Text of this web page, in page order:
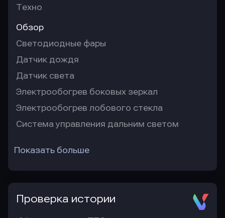
Техно
Обзор
Светодиодные фары
Датчик дождя
Датчик света
Электрообогрев боковых зеркал
Электрообогрев лобового стекла
Система управления дальним светом
Показать больше
Проверка истории